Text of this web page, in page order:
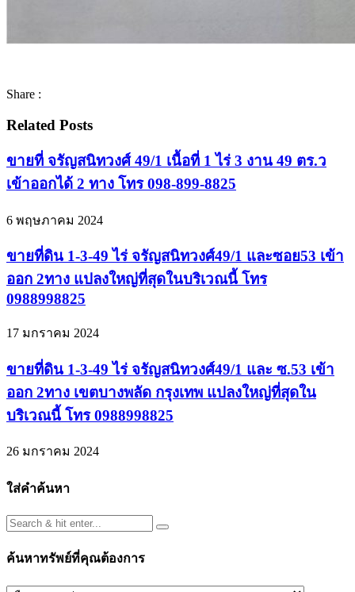
Share :
Related Posts
ขายที่ จรัญสนิทวงศ์ 49/1 เนื้อที่ 1 ไร่ 3 งาน 49 ตร.ว
เข้าออกได้ 2 ทาง โทร 098-899-8825
6 พฤษภาคม 2024
ขายที่ดิน 1-3-49 ไร่ จรัญสนิทวงศ์49/1 และซอย53 เข้า
ออก 2ทาง แปลงใหญ่ที่สุดในบริเวณนี้ โทร
0988998825
17 มกราคม 2024
ขายที่ดิน 1-3-49 ไร่ จรัญสนิทวงศ์49/1 และ ซ.53 เข้า
ออก 2ทาง เขตบางพลัด กรุงเทพ แปลงใหญ่ที่สุดใน
บริเวณนี้ โทร 0988998825
26 มกราคม 2024
ใส่คำค้นหา
ค้นหาทรัพย์ที่คุณต้องการ